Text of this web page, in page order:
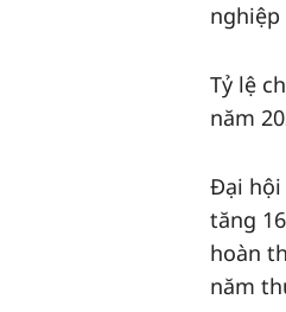
nghiệp
Tỷ lệ
năm
Đại hội
tăng
hoàn
năm